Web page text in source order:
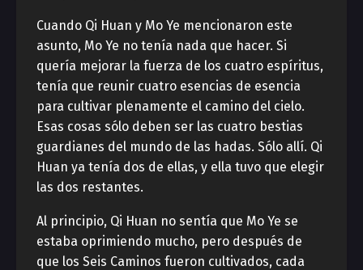
Cuando Qi Huan y Mo Ye mencionaron este
asunto, Mo Ye no tenía nada que hacer. Si
quería mejorar la fuerza de los cuatro espíritus,
tenía que reunir cuatro esencias de esencia
para cultivar plenamente el camino del cielo.
Esas cosas sólo deben ser las cuatro bestias
guardianes del mundo de las hadas. Sólo allí. Qi
Huan ya tenía dos de ellas, y ella tuvo que elegir
las dos restantes.
Al principio, Qi Huan no sentía que Mo Ye se
estaba oprimiendo mucho, pero después de
que los Seis Caminos fueron cultivados, cada